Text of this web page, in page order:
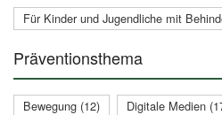
Für Kinder und Jugendliche mit
Präventionsthema
Bewegung (12) Digitale Medien